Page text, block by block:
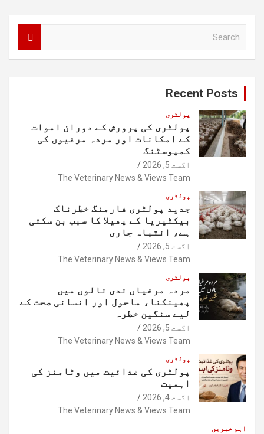
Recent Posts
پولٹری
پولٹری کی پرورش کے دوران اموات
کے امکانات اور مردہ مرغیوں کی
کمپوسٹنگ
اگست 5, 2026
The Veterinary News & Views Team
پولٹری
جدید پولٹری فارمنگ خطرناک
بیکٹیریا کے پھیلا کا سبب بن سکتی
ہے، انتباہ جاری
اگست 5, 2026
The Veterinary News & Views Team
پولٹری
مردہ مرغیاں ندی نالوں میں
پھینکنا، ماحول اور انسانی صحت کے
لیے سنگین خطرہ
اگست 5, 2026
The Veterinary News & Views Team
پولٹری
پولٹری کی غذائیت میں وٹامنز کی
اہمیت
اگست 4, 2026
The Veterinary News & Views Team
اہم خبریں